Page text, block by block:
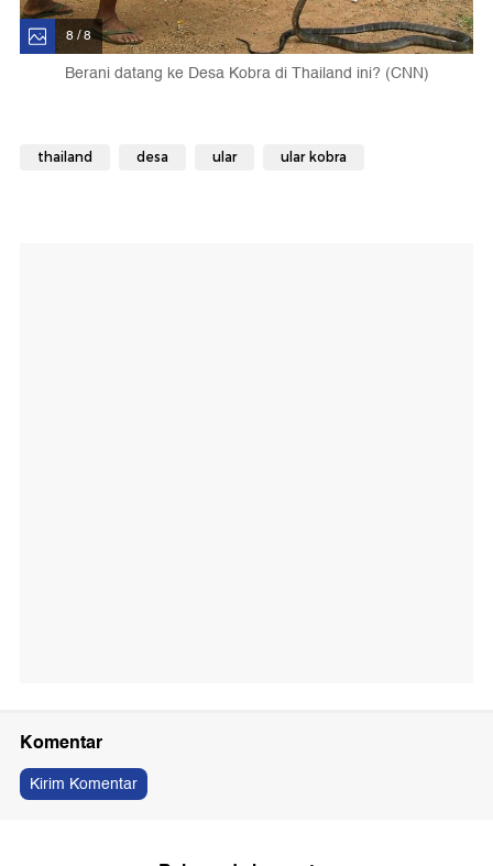
8 / 8
Berani datang ke Desa Kobra di Thailand ini? (CNN)
thailand desa ular ular kobra
Komentar
Kirim Komentar